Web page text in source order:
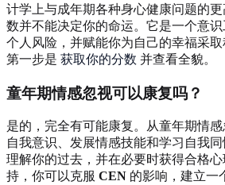
计学上与成年期各种身心健康问题的
数并不能决定你的命运。它是一个意
个人风险，并赋能你为自己的幸福采
第一步是 获取你的分数 并查看全貌。
童年期情感忽视可以康复吗？
是的，完全有可能康复。从童年期情
自我意识、发展情感技能和学习自我
理解你的过去，并在必要时获得合格
持，你可以克服 CEN 的影响，建立一